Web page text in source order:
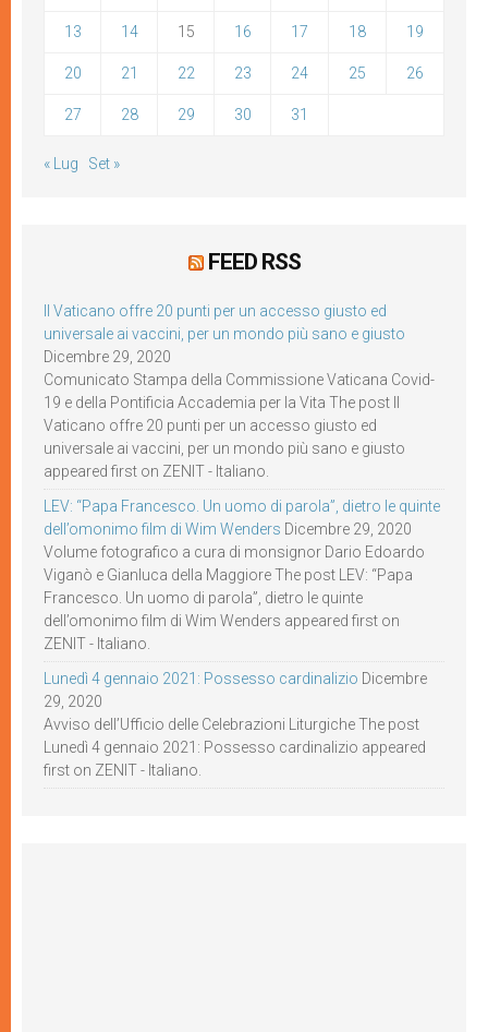
13 14 15 16 17 18 19
20 21 22 23 24 25 26
27 28 29 30 31
« Lug Set »
FEED RSS
Il Vaticano offre 20 punti per un accesso giusto ed
universale ai vaccini, per un mondo più sano e giusto
Dicembre 29, 2020
Comunicato Stampa della Commissione Vaticana Covid-
19 e della Pontificia Accademia per la Vita The post Il
Vaticano offre 20 punti per un accesso giusto ed
universale ai vaccini, per un mondo più sano e giusto
appeared first on ZENIT - Italiano.
LEV: “Papa Francesco. Un uomo di parola”, dietro le quinte
dell’omonimo film di Wim Wenders Dicembre 29, 2020
Volume fotografico a cura di monsignor Dario Edoardo
Viganò e Gianluca della Maggiore The post LEV: “Papa
Francesco. Un uomo di parola”, dietro le quinte
dell’omonimo film di Wim Wenders appeared first on
ZENIT - Italiano.
Lunedì 4 gennaio 2021: Possesso cardinalizio Dicembre
29, 2020
Avviso dell’Ufficio delle Celebrazioni Liturgiche The post
Lunedì 4 gennaio 2021: Possesso cardinalizio appeared
first on ZENIT - Italiano.